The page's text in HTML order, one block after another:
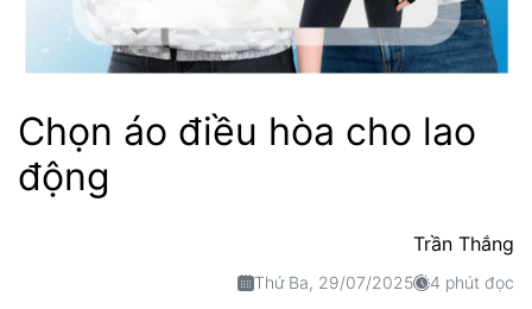
Chọn áo điều hòa cho lao
động
Trần Thắng
Thứ Ba, 29/07/2025 4 phút đọc